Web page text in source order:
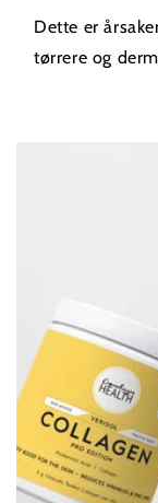
Dette er
tørrere og